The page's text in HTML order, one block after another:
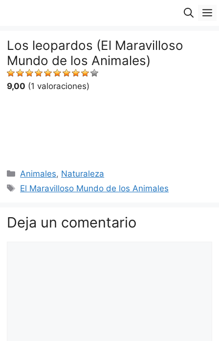
Los leopardos (El Maravilloso
Mundo de los Animales)
9,00 (1 valoraciones)
Categorías
Animales, Naturaleza
Etiquetas
El Maravilloso Mundo de los Animales
Deja un comentario